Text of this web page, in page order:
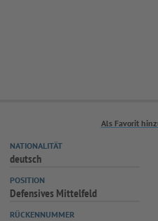
Als Favorit
NATIONALITÄT
deutsch
POSITION
Defensives Mittelfeld
RÜCKENNUMMER